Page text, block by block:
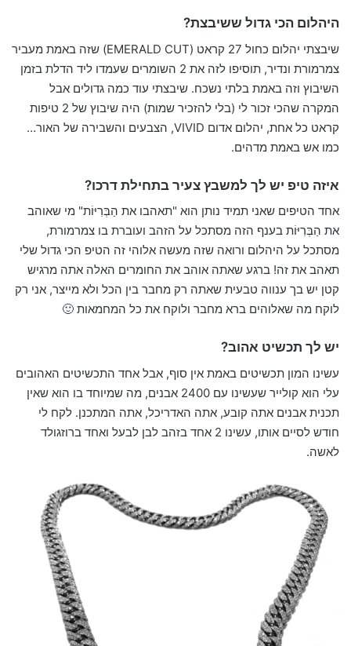
היהלום הכי גדול ששיבצת?
שיבצתי יהלום כחול 27 קראט (EMERALD CUT) שזה באמת מעביר
צמרמורת ונדיר, תוסיפו לזה את 2 השומרים שעמדו ליד הדלת בזמן
השיבוץ וזה באמת בלתי נשכח. שיבצתי עוד כמה גדולים אבל
המקרה שהכי זכור לי (בלי להזכיר שמות) היה שיבוץ של 2 טיפות
קראט כל אחת, יהלום אדום VIVID, הצבעים והשבירה של האור…
כמו אש באמת מדהים.
איזה טיפ יש לך למשבץ צעיר בתחילת דרכו?
אחד הטיפים שאני תמיד נותן הוא "תאהבו את הַבְּרִיּוֹת" מי שאוהב
את הַבְּרִיּוֹת בענף הזה מסתכל על הזהב ועוברת בו צמרמורת,
מסתכל על היהלום ורואה שזה מעשה אלוהי זה הטיפ הכי גדול שלי
תאהב את זה! ברגע שאתה אוהב את החומרים האלה אתה מרגיש
קטן יש בך ענווה טבעית שאתה רק מחבר בין הכל ולא מייצר, אני רק
לוקח מה שאלוהים ברא מחבר ולוקח את כל המחמאות 🙂
יש לך תכשיט אהוב?
עשינו המון תכשיטים באמת אין סוף, אבל אחד התכשיטים האהובים
עלי הוא קולייר שעשינו עם 2400 אבנים, מה שמיוחד בו הוא שאין
תכנית אבנים אתה קובע, אתה האדריכל, אתה המתכנן. לקח לי
חודש לסיים אותו, עשינו 2 אחד בזהב לבן לבעל ואחד ברוזגולד
לאשה.